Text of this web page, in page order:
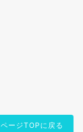
ページTOPに戻る